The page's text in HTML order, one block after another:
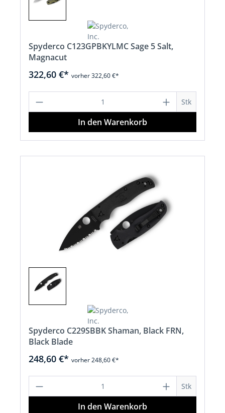
Spyderco C123GPBKYLMC Sage 5 Salt,
Magnacut
322,60 €* vorher 322,60 €*
Produkt Anzahl: Gib den Stk
In den Warenkorb
Spyderco C229SBBK Shaman, Black FRN,
Black Blade
248,60 €* vorher 248,60 €*
Produkt Anzahl: Gib den Stk
In den Warenkorb